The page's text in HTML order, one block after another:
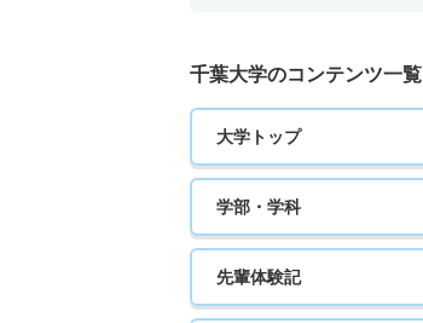
千葉大学のコンテンツ一覧
大学トップ
学部・学科
先輩体験記